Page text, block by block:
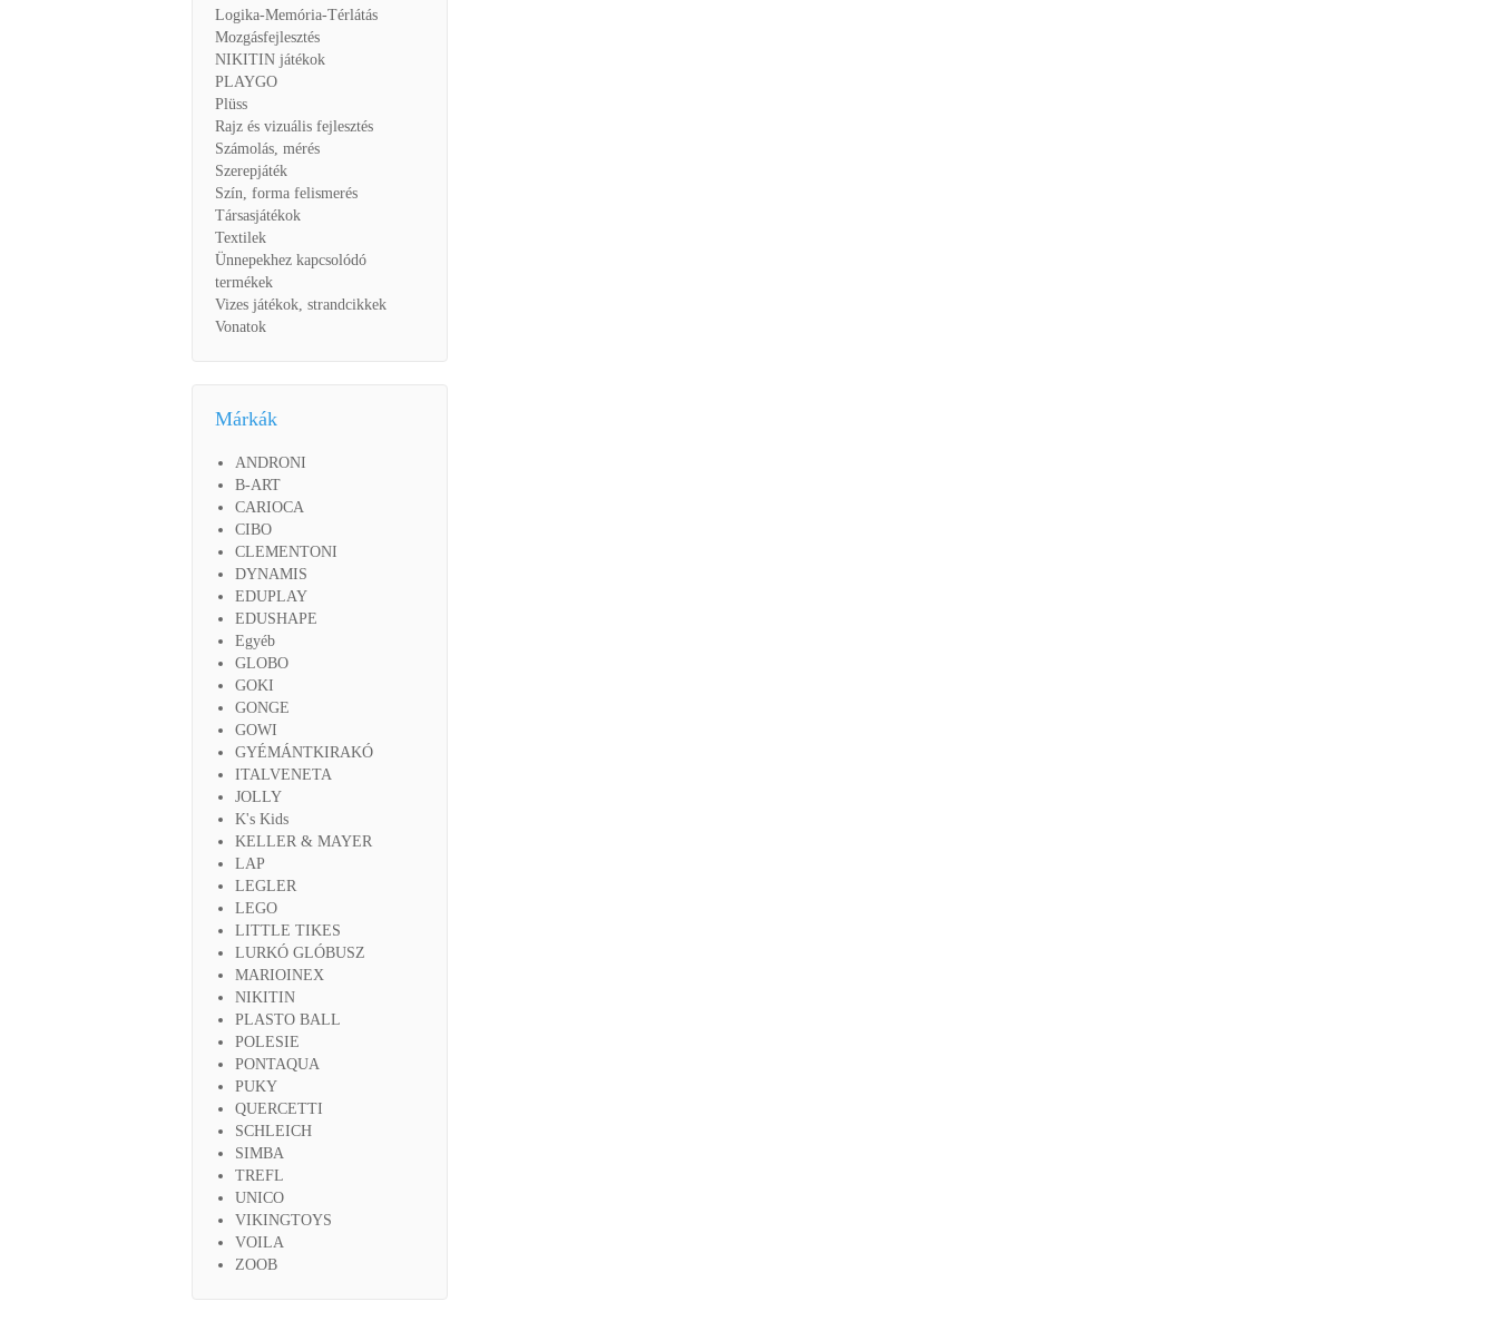
Logika-Memória-Térlátás
Mozgásfejlesztés
NIKITIN játékok
PLAYGO
Plüss
Rajz és vizuális fejlesztés
Számolás, mérés
Szerepjáték
Szín, forma felismerés
Társasjátékok
Textilek
Ünnepekhez kapcsolódó
termékek
Vizes játékok, strandcikkek
Vonatok
Márkák
ANDRONI
B-ART
CARIOCA
CIBO
CLEMENTONI
DYNAMIS
EDUPLAY
EDUSHAPE
Egyéb
GLOBO
GOKI
GONGE
GOWI
GYÉMÁNTKIRAKÓ
ITALVENETA
JOLLY
K's Kids
KELLER & MAYER
LAP
LEGLER
LEGO
LITTLE TIKES
LURKÓ GLÓBUSZ
MARIOINEX
NIKITIN
PLASTO BALL
POLESIE
PONTAQUA
PUKY
QUERCETTI
SCHLEICH
SIMBA
TREFL
UNICO
VIKINGTOYS
VOILA
ZOOB